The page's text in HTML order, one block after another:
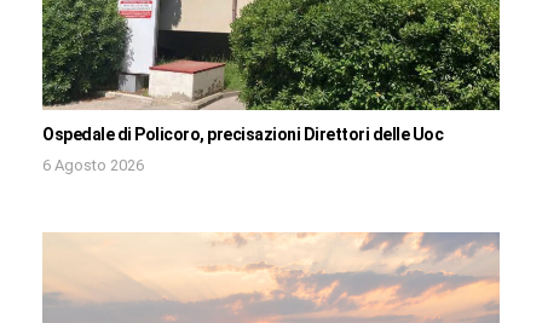
Ospedale di Policoro, precisazioni Direttori delle Uoc
6 Agosto 2026